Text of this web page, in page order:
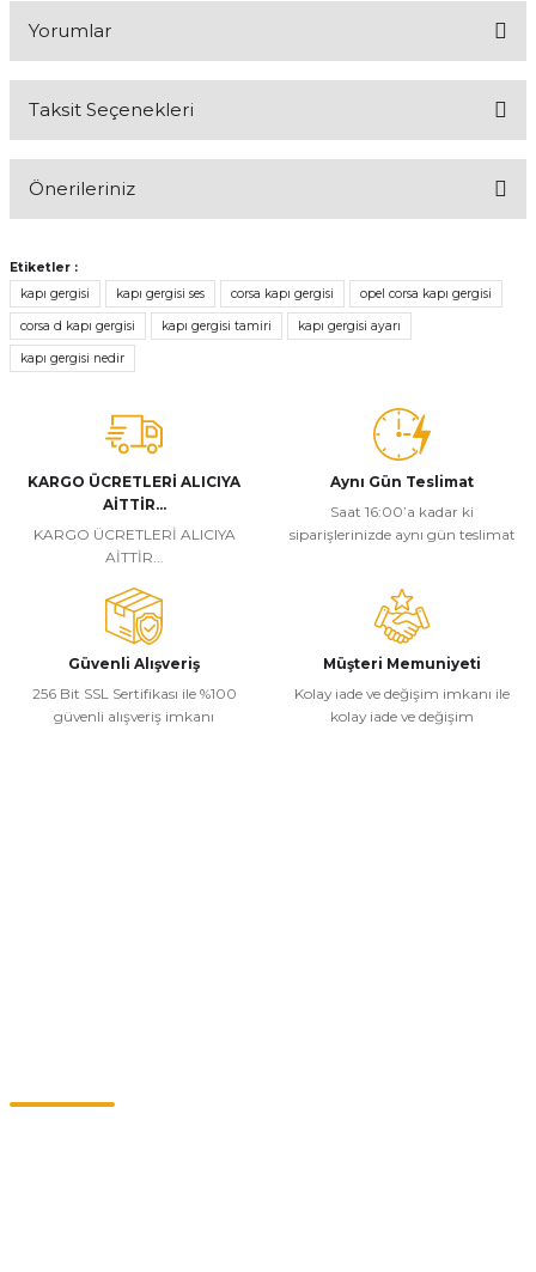
Yorumlar
Taksit Seçenekleri
Önerileriniz
konularda yetersiz gördüğünüz noktaları öneri formunu kullanarak
tarafımıza iletebilirsiniz.
Görüş ve önerileriniz için teşekkür ederiz.
Ürün resmi kalitesiz, bozuk veya görüntülenemiyor.
Ürün bilgilerinde hatalar bulunuyor.
Ürün fiyatı diğer sitelerden daha pahalı.
Bu ürüne benzer farklı alternatifler olmalı.
Etiketler :
kapı gergisi
kapı gergisi ses corsa kapı gergisi opel corsa kapı gergisi
corsa d kapı gergisi kapı gergisi tamiri kapı gergisi ayarı
kapı gergisi nedir
KARGO ÜCRETLERİ ALICIYA
AİTTİR...
KARGO ÜCRETLERİ ALICIYA
AİTTİR...
Aynı Gün Teslimat
Saat 16:00’a kadar ki
siparişlerinizde aynı gün teslimat
Güvenli Alışveriş
256 Bit SSL Sertifikası ile %100
güvenli alışveriş imkanı
Müşteri Memuniyeti
Kolay iade ve değişim imkanı ile
kolay iade ve değişim